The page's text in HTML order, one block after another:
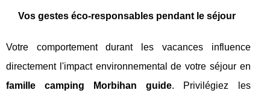
Vos gestes éco-responsables pendant le séjour
Votre comportement durant les vacances influence
directement l'impact environnemental de votre séjour en
famille camping Morbihan guide. Privilégiez les